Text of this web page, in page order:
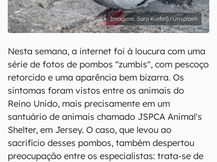
Sara Kurfeß/Unsplash
Nesta semana, a internet foi à loucura com uma
série de fotos de pombos "zumbis", com pescoço
retorcido e uma aparência bem bizarra. Os
sintomas foram vistos entre os animais do
Reino Unido, mais precisamente em um
santuário de animais chamado JSPCA Animal's
Shelter, em Jersey. O caso, que levou ao
sacrifício desses pombos, também despertou
preocupação entre os especialistas: trata-se de